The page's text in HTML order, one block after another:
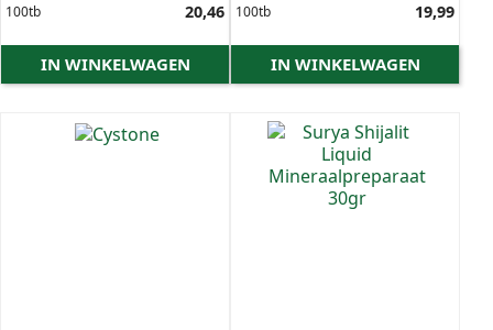
100tb
20,46
IN WINKELWAGEN
100tb
19,99
IN WINKELWAGEN